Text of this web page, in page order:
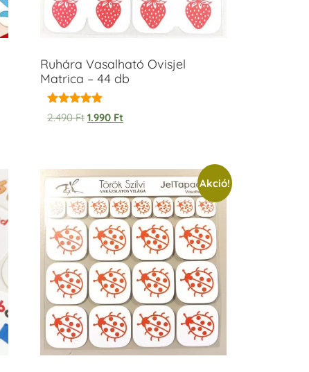
Ruhára Vasalható Ovisjel
Matrica – 44 db
Értékelés:
5.00
2.490Ft 1.990 Ft
Akció!